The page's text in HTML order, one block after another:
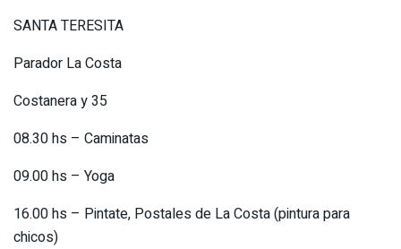
SANTA TERESITA
Parador La Costa
Costanera y 35
08.30 hs – Caminatas
09.00 hs – Yoga
16.00 hs – Pintate, Postales de La Costa (pintura para
chicos)